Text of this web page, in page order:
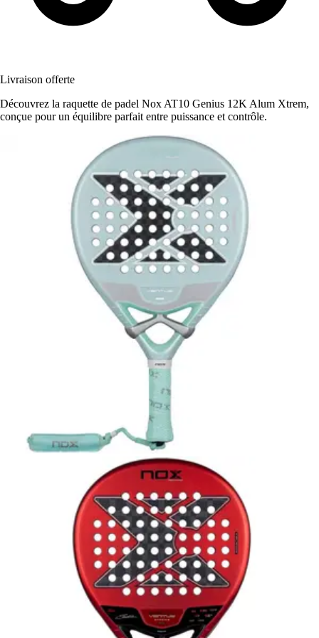
Livraison offerte
Découvrez la raquette de padel Nox AT10 Genius 12K Alum Xtrem,
conçue pour un équilibre parfait entre puissance et contrôle.